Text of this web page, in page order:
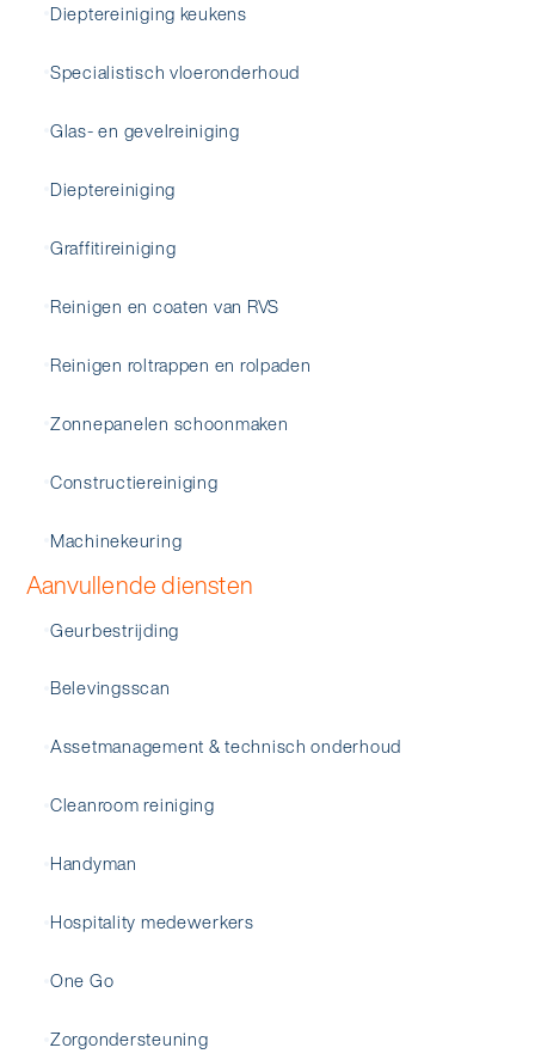
Dieptereiniging keukens
Specialistisch vloeronderhoud
Glas- en gevelreiniging
Dieptereiniging
Graffitireiniging
Reinigen en coaten van RVS
Reinigen roltrappen en rolpaden
Zonnepanelen schoonmaken
Constructiereiniging
Machinekeuring
Aanvullende diensten
Geurbestrijding
Belevingsscan
Assetmanagement & technisch onderhoud
Cleanroom reiniging
Handyman
Hospitality medewerkers
One Go
Zorgondersteuning